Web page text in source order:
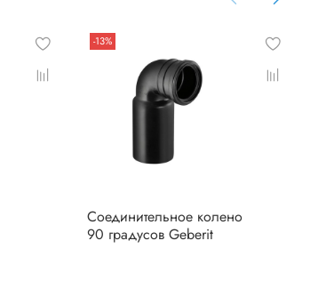
-13%
Соединительное колено
90 градусов Geberit